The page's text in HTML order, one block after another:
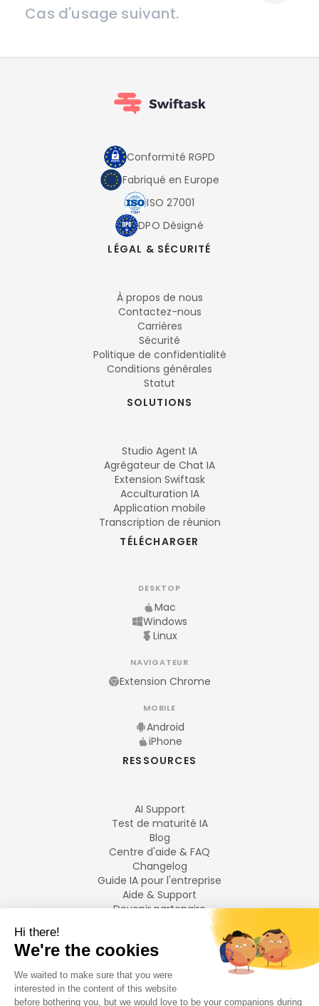
Cas d'usage suivant.
Conformité RGPD
Fabriqué en Europe
ISO 27001
DPO Désigné
LÉGAL & SÉCURITÉ
À propos de nous
Contactez-nous
Carrières
Sécurité
Politique de confidentialité
Conditions générales
Statut
SOLUTIONS
Studio Agent IA
Agrégateur de Chat IA
Extension Swiftask
Acculturation IA
Application mobile
Transcription de réunion
TÉLÉCHARGER
DESKTOP
Mac
Windows
Linux
NAVIGATEUR
Extension Chrome
MOBILE
Android
iPhone
RESSOURCES
AI Support
Test de maturité IA
Blog
Centre d'aide & FAQ
Changelog
Guide IA pour l'entreprise
Aide & Support
Devenir partenaire
LANGUES
Français